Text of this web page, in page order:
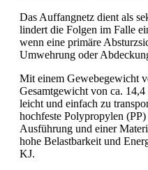
Das Auffangnetz dient als
lindert die Folgen im Falle
wenn eine primäre
Umwehrung oder
Mit einem Gewebegewicht
Gesamtgewicht von ca.
leicht und einfach zu
hochfeste Polypropylen
Ausführung und einer
hohe Belastbarkeit und
KJ.